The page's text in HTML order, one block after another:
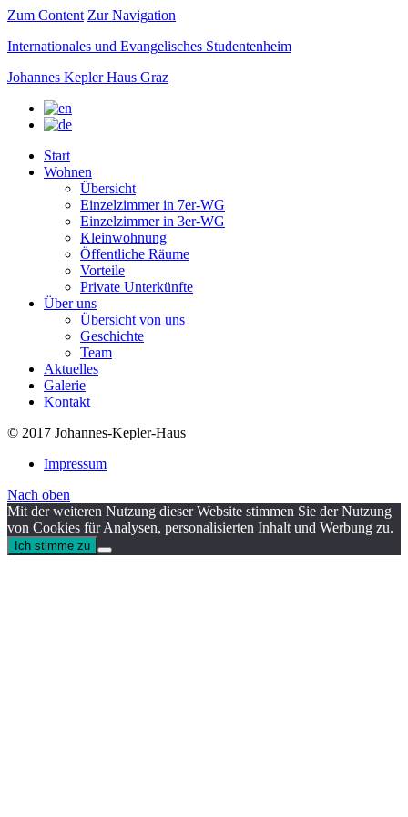
Zum Content Zur Navigation
Internationales und Evangelisches Studentenheim
Johannes Kepler Haus Graz
Start
Wohnen
Übersicht
Einzelzimmer in 7er-WG
Einzelzimmer in 3er-WG
Kleinwohnung
Öffentliche Räume
Vorteile
Private Unterkünfte
Über uns
Übersicht von uns
Geschichte
Team
Aktuelles
Galerie
Kontakt
© 2017 Johannes-Kepler-Haus
Impressum
Nach oben
Mit der weiteren Nutzung dieser Website stimmen Sie der Nutzung
von Cookies für Analysen, personalisierten Inhalt und Werbung zu.
Ich stimme zu